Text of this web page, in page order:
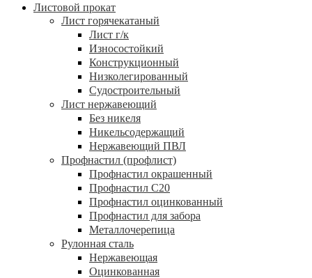
Листовой прокат
Лист горячекатаный
Лист г/к
Износостойкий
Конструкционный
Низколегированный
Судостроительный
Лист нержавеющий
Без никеля
Никельсодержащий
Нержавеющий ПВЛ
Профнастил (профлист)
Профнастил окрашенный
Профнастил С20
Профнастил оцинкованный
Профнастил для забора
Металлочерепица
Рулонная сталь
Нержавеющая
Оцинкованная